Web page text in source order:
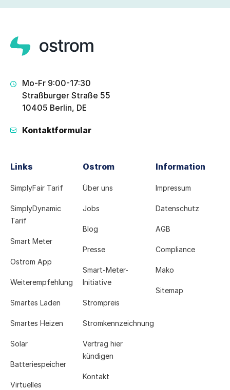
Mo-Fr 9:00-17:30
Straßburger Straße 55
10405 Berlin, DE
Kontaktformular
Links
SimplyFair Tarif
SimplyDynamic
Tarif
Smart Meter
Ostrom App
Weiterempfehlung
Smartes Laden
Smartes Heizen
Solar
Batteriespeicher
Virtuelles
Ostrom
Über uns
Jobs
Blog
Presse
Smart-Meter-
Initiative
Strompreis
Stromkennzeichnung
Vertrag hier
kündigen
Kontakt
Information
Impressum
Datenschutz
AGB
Compliance
Mako
Sitemap